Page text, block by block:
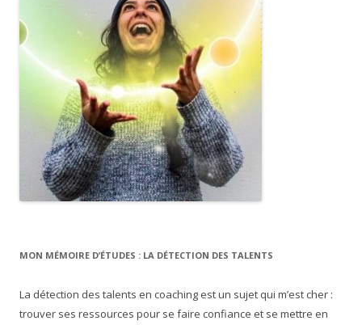
MON MÉMOIRE D’ÉTUDES : LA DÉTECTION DES TALENTS
La détection des talents en coaching est un sujet qui m’est cher :
trouver ses ressources pour se faire confiance et se mettre en